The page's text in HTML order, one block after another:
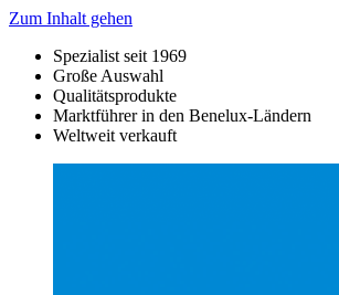
Zum Inhalt gehen
Spezialist seit 1969
Große Auswahl
Qualitätsprodukte
Marktführer in den Benelux-Ländern
Weltweit verkauft